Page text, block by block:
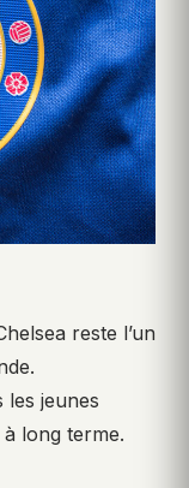
reste l’un
les jeunes
long terme.